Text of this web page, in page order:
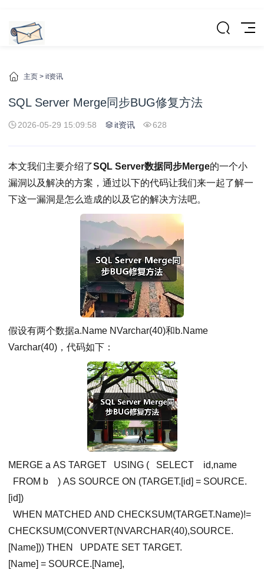
主页 > it资讯
SQL Server Merge同步BUG修复方法
2026-05-29 15:09:58 it资讯 628
本文我们主要介绍了SQL Server数据同步Merge的一个小
漏洞以及解决的方案，通过以下的代码让我们来一起了解一
下这一漏洞是怎么造成的以及它的解决方法吧。
假设有两个数据a.Name NVarchar(40)和b.Name
Varchar(40)，代码如下：
MERGE a AS TARGET USING ( SELECT
id,name
FROM b
) AS SOURCE ON (TARGET.[id] = SOURCE.
[id])
WHEN MATCHED AND CHECKSUM(TARGET.Name)!=
CHECKSUM(CONVERT(NVARCHAR(40),SOURCE.
[Name])) THEN
UPDATE SET TARGET.
[Name] = SOURCE.[Name],